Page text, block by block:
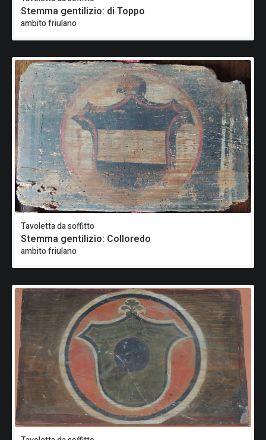
Stemma gentilizio: di Toppo
ambito friulano
Tavoletta da soffitto
Stemma gentilizio: Colloredo
ambito friulano